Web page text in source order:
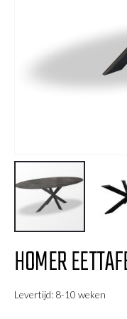
naar
het
van
HOMER
Levertijd: 8-10 weken